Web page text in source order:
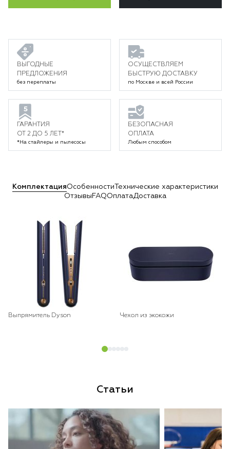
ВЫГОДНЫЕ
ПРЕДЛОЖЕНИЯ
без переплаты
ОСУЩЕСТВЛЯЕМ
БЫСТРУЮ ДОСТАВКУ
по Москве и всей России
ГАРАНТИЯ
ОТ 2 ДО 5 ЛЕТ*
*На стайлеры и пылесосы
БЕЗОПАСНАЯ
ОПЛАТА
Любым способом
КомплектацияОсобенности Технические характеристики
Отзывы FAQОплатаДоставка
Выпрямитель Dyson Чехол из экокожи
Статьи